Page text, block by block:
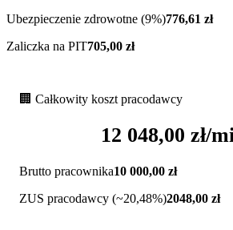
Ubezpieczenie zdrowotne (9%)776,61 zł
Zaliczka na PIT705,00 zł
🏢 Całkowity koszt pracodawcy
12 048,00 zł/
Brutto pracownika10 000,00 zł
ZUS pracodawcy (~20,48%)2048,00 zł